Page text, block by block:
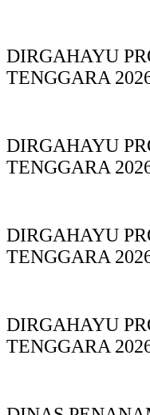
DIRGAHAYU
TENGGARA
DIRGAHAYU
TENGGARA
DIRGAHAYU
TENGGARA
DIRGAHAYU
TENGGARA